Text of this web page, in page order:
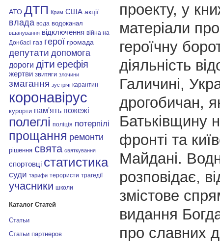
АТО ДТП Крим США акції
влада вода водоканал
вшанування відключення війна на
Донбасі газ герої громада
депутати допомога
дороги діти ерефія
жертви звитяги злочини
змагання зустрічі карантин
коронавірус
курорти пам'ять пожежі
полеглі поліція потерпілі
прощання ремонти
рішення свята святкування
спортовці статистика
суди тарифи терористи трагедії
учасники школи
Каталог Статей
Статьи
Статьи партнеров
проекту, у
матеріали
героїчну
діяльність
Галичині,
дрогобичан,
Батьківщину
фронті та
Майдані.
розповідає,
змістове
видання
про славних